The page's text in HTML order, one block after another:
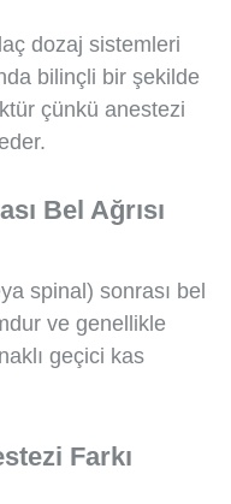
dozaj sistemleri
bilinçli bir şekilde
çünkü anestezi
Bel Ağrısı
spinal) sonrası bel
ve genellikle
geçici kas
Farkı